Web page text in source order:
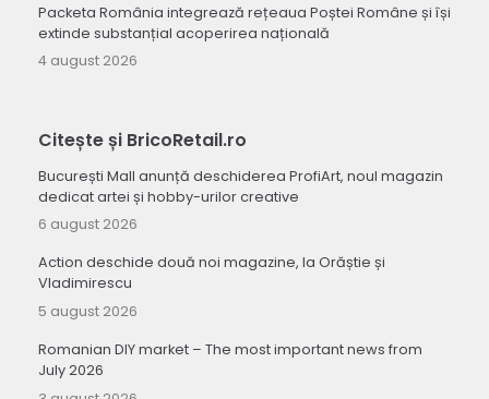
Packeta România integrează rețeaua Poștei Române și își
extinde substanțial acoperirea națională
4 august 2026
Citește și BricoRetail.ro
București Mall anunță deschiderea ProfiArt, noul magazin
dedicat artei și hobby-urilor creative
6 august 2026
Action deschide două noi magazine, la Orăștie și
Vladimirescu
5 august 2026
Romanian DIY market – The most important news from
July 2026